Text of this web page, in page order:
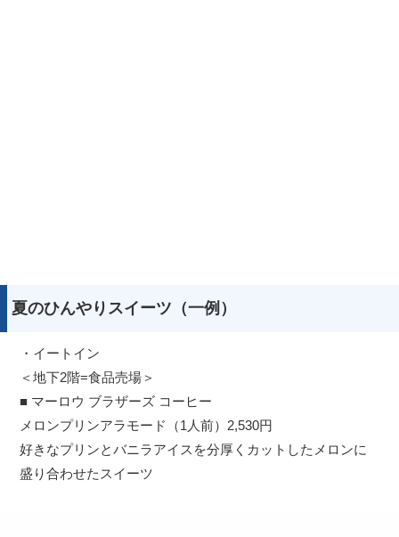
夏のひんやりスイーツ（一例）
・イートイン
＜地下2階=食品売場＞
■ マーロウ ブラザーズ コーヒー
メロンプリンアラモード（1人前）2,530円
好きなプリンとバニラアイスを分厚くカットしたメロンに
盛り合わせたスイーツ